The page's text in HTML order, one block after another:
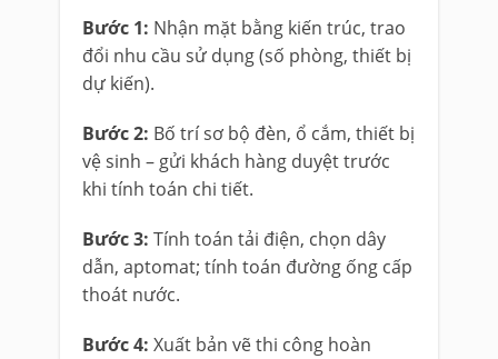
Bước 1: Nhận mặt bằng kiến trúc, trao
đổi nhu cầu sử dụng (số phòng, thiết bị
dự kiến).
Bước 2: Bố trí sơ bộ đèn, ổ cắm, thiết bị
vệ sinh – gửi khách hàng duyệt trước
khi tính toán chi tiết.
Bước 3: Tính toán tải điện, chọn dây
dẫn, aptomat; tính toán đường ống cấp
thoát nước.
Bước 4: Xuất bản vẽ thi công hoàn